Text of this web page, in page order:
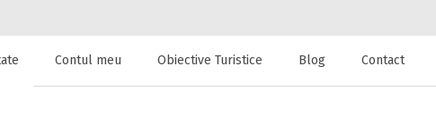
de cazare la
Contul meu Obiective Turistice Blog Contact